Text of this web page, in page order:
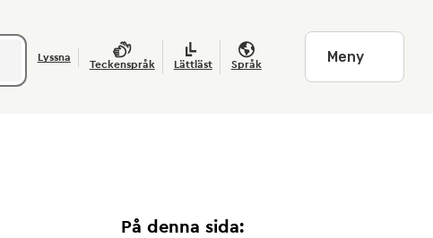
Lyssna
Teckenspråk Lättläst Språk Meny
På denna sida: